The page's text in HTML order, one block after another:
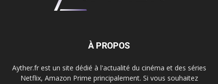
À PROPOS
Ayther.fr est un site dédié à l'actualité du cinéma et des séries
Netflix, Amazon Prime principalement. Si vous souhaitez